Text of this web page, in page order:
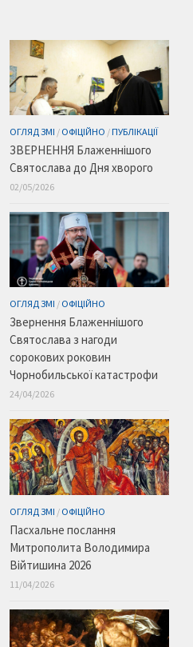
ОГЛЯД ЗМІ / ОФІЦІЙНО /ПУБЛІКАЦІЇ
ЗВЕРНЕННЯ Блаженнішого
Святослава до Дня хворого
02/05/2026
ОГЛЯД ЗМІ / ОФІЦІЙНО
Звернення Блаженнішого
Святослава з нагоди
сорокових роковин
Чорнобильської катастрофи
24/04/2026
ОГЛЯД ЗМІ / ОФІЦІЙНО
Пасхальне послання
Митрополита Володимира
Війтишина 2026
11/04/2026